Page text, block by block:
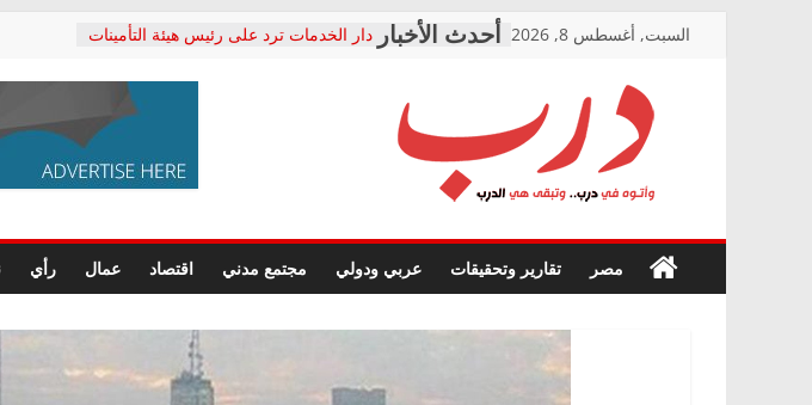
السبت, أغسطس 8, 2026
دار الخدمات ترد على رئيس هيئة التأمينات
معاناة أصحاب المعاشات.. ونطالب بكشف
فرحات سليمان يكتب: القطاع الصحي إلى
حزب التحالف الشعبي يطلق لجنة “الحق
صور .. اعتماد الرسومات النهائية للقرار
الوزاري لمدينة الصحفيين.. وانتهاء أعمال
إنشاء المبنى الإداري
متابعة قضية الدكتور محمد زهران.. ويؤكد:
قرينة البراءة وضمانات المحاكمة العادلة
حق أصيل
درب
في
درب..
مصر تقارير وتحقيقات عربي ودولي مجتمع مدني اقتصاد عمال رأي